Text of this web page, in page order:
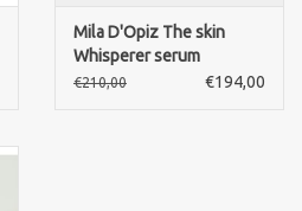
Mila D'Opiz The skin
Whisperer serum
€210,00 €194,00